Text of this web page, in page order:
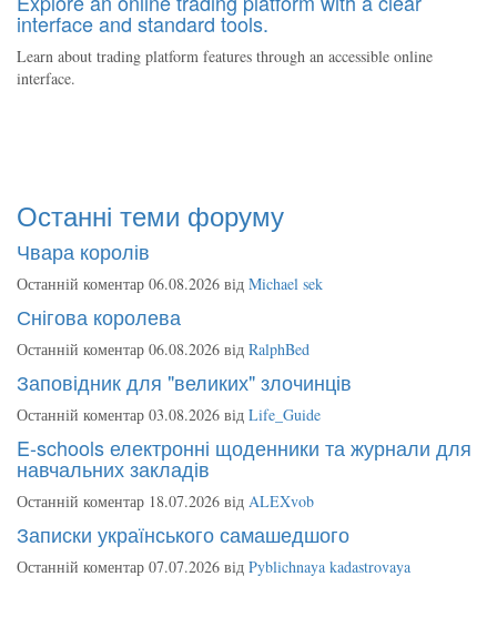
interface and standard tools.
Learn about trading platform features through an accessible online
interface.
Останні теми форуму
Чвара королів
Останній коментар 06.08.2026 від Michael sek
Снігова королева
Останній коментар 06.08.2026 від RalphBed
Заповідник для "великих" злочинців
Останній коментар 03.08.2026 від Life_Guide
E-schools електронні щоденники та журнали для
навчальних закладів
Останній коментар 18.07.2026 від ALEXvob
Записки українського самашедшого
Останній коментар 07.07.2026 від Pyblichnaya kadastrovaya